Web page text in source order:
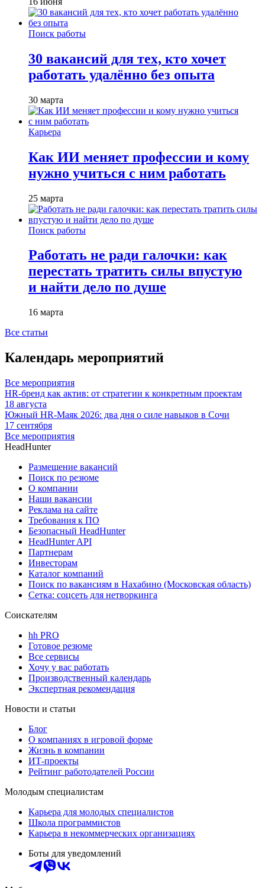
Поиск работы
30 вакансий для тех, кто хочет
работать удалённо без опыта
30 марта
Карьера
Как ИИ меняет профессии и кому
нужно учиться с ним работать
25 марта
Поиск работы
Работать не ради галочки: как
перестать тратить силы впустую
и найти дело по душе
16 марта
Все статьи
Календарь мероприятий
Все мероприятия
HR-бренд как актив: от стратегии к конкретным проектам
18 августа
Южный HR-Маяк 2026: два дня о силе навыков в Сочи
17 сентября
Все мероприятия
HeadHunter
Размещение вакансий
Поиск по резюме
О компании
Наши вакансии
Реклама на сайте
Требования к ПО
Безопасный HeadHunter
HeadHunter API
Партнерам
Инвесторам
Каталог компаний
Поиск по вакансиям в Нахабино (Московская область)
Сетка: соцсеть для нетворкинга
Соискателям
hh PRO
Готовое резюме
Все сервисы
Хочу у вас работать
Производственный календарь
Экспертная рекомендация
Новости и статьи
Блог
О компаниях в игровой форме
Жизнь в компании
ИТ-проекты
Рейтинг работодателей России
Молодым специалистам
Карьера для молодых специалистов
Школа программистов
Карьера в некоммерческих организациях
Боты для уведомлений